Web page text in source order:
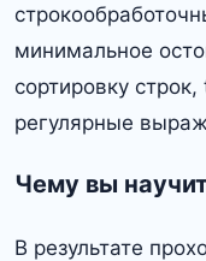
минимальное
сортировку
регулярные
Чему вы
В результате